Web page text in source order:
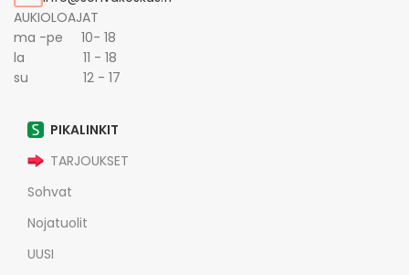
AUKIOLOAJAT
ma -pe 10- 18
la 11 - 18
su 12 - 17
PIKALINKIT
TARJOUKSET
Sohvat
Nojatuolit
UUSI